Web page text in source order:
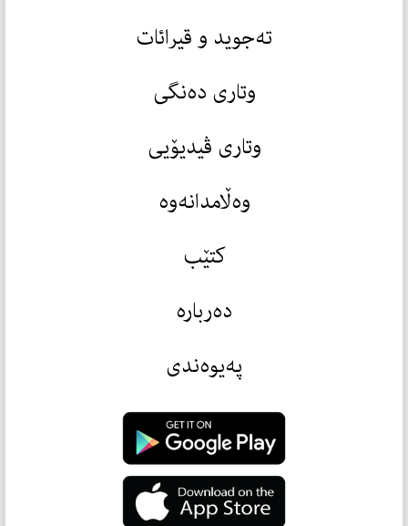
تەجوید و قیرائات
وتاری دەنگی
وتاری ڤیدیۆیی
وەڵامدانەوە
کتێب
دەربارە
پەیوەندی